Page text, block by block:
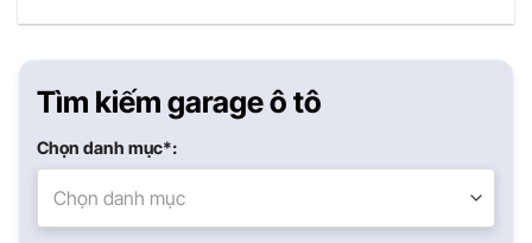
Tìm kiếm garage ô tô
Chọn danh mục*:
Chọn danh mục